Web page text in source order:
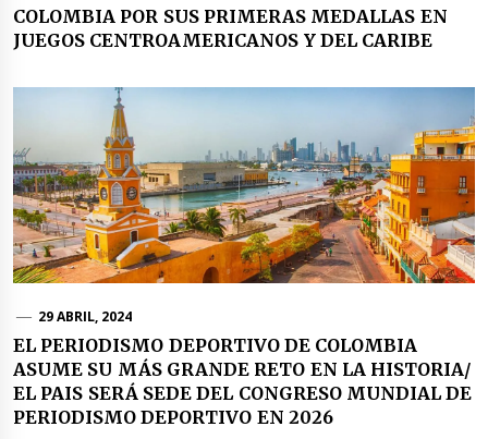
COLOMBIA POR SUS PRIMERAS MEDALLAS EN
JUEGOS CENTROAMERICANOS Y DEL CARIBE
29 ABRIL, 2024
EL PERIODISMO DEPORTIVO DE COLOMBIA
ASUME SU MÁS GRANDE RETO EN LA HISTORIA/
EL PAIS SERÁ SEDE DEL CONGRESO MUNDIAL DE
PERIODISMO DEPORTIVO EN 2026